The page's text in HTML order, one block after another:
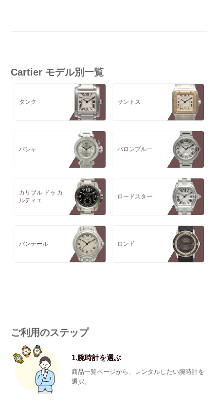
Cartier モデル別一覧
タンク サントス
パシャ バロンブルー
カリブル ドゥ カ
ルティエ
ロードスター
パンテール ロンド
ご利用のステップ
1.腕時計を選ぶ
商品一覧ページから、レンタルしたい腕時計を
選択。